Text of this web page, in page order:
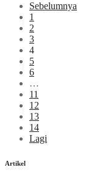
Sebelumnya
1
2
3
4
5
6
…
11
12
13
14
Lagi
Artikel